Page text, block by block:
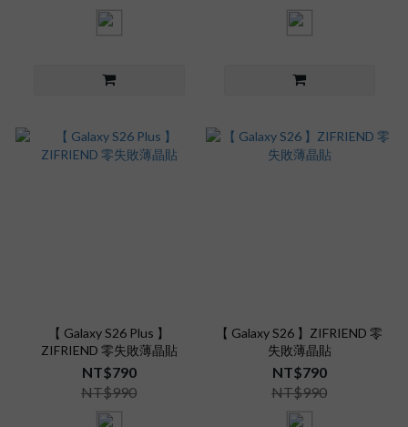
【 Galaxy S26 Plus 】
ZIFRIEND 零失敗薄晶貼
NT$790
NT$990
【 Galaxy S26 】ZIFRIEND 零
失敗薄晶貼
NT$790
NT$990